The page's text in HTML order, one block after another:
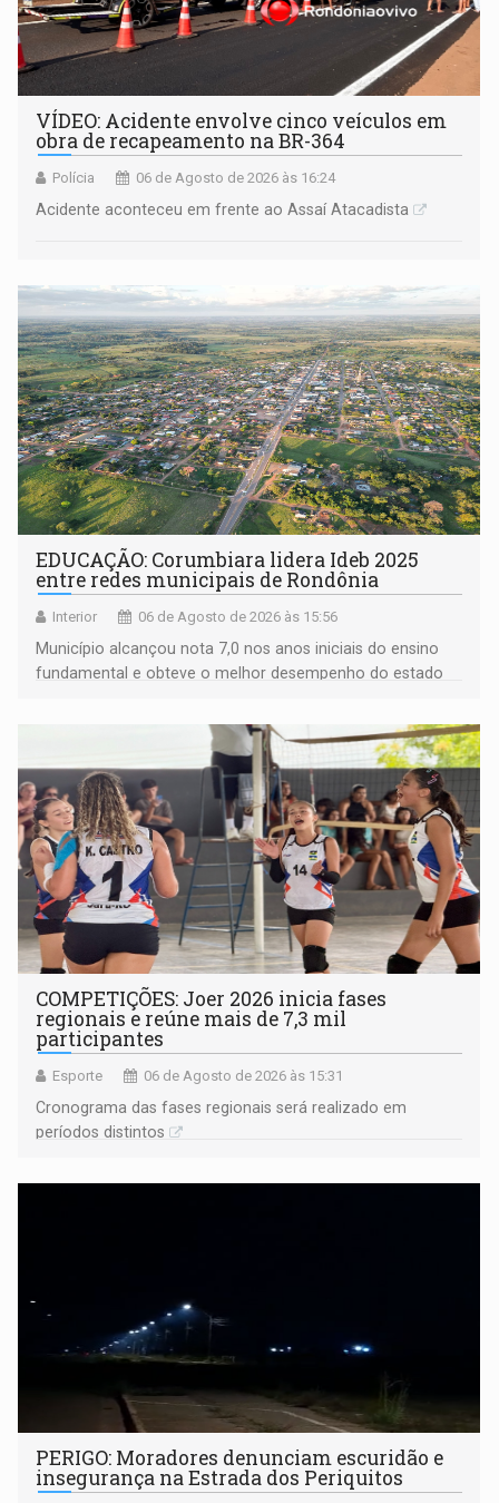
VÍDEO: Acidente envolve cinco veículos em
obra de recapeamento na BR-364
Polícia 06 de Agosto de 2026 às 16:24
Acidente aconteceu em frente ao Assaí Atacadista
EDUCAÇÃO: Corumbiara lidera Ideb 2025
entre redes municipais de Rondônia
Interior 06 de Agosto de 2026 às 15:56
Município alcançou nota 7,0 nos anos iniciais do ensino
fundamental e obteve o melhor desempenho do estado
COMPETIÇÕES: Joer 2026 inicia fases
regionais e reúne mais de 7,3 mil
participantes
Esporte 06 de Agosto de 2026 às 15:31
Cronograma das fases regionais será realizado em
períodos distintos
PERIGO: Moradores denunciam escuridão e
insegurança na Estrada dos Periquitos